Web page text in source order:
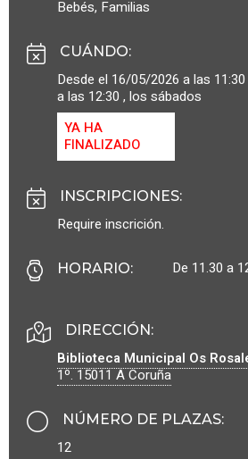
Bebés, Familias
CUÁNDO:
Desde el 16/05/2026 a las
a las 12:30 , los sábados
YA HA
FINALIZADO
INSCRIPCIONES:
Require inscrición.
HORARIO: De 11.30 a
DIRECCIÓN:
Biblioteca Municipal Os
1º.15011A Coruña
NÚMERO DE PLAZAS:
12